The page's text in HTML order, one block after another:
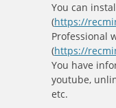
You can
(https://
Professional
(https://
You have
youtube,
etc.